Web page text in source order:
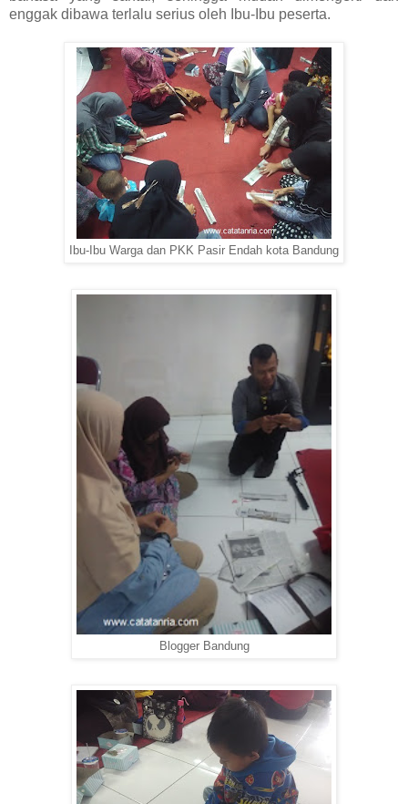
enggak dibawa terlalu serius oleh Ibu-Ibu peserta.
Ibu-Ibu Warga dan PKK Pasir Endah kota Bandung
Blogger Bandung